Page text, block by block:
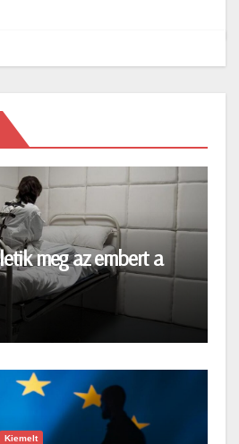
meg az embert a
Kiemelt